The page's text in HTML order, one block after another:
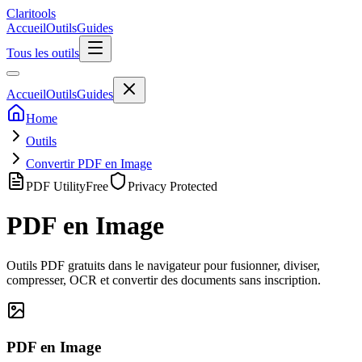
Claritools
AccueilOutilsGuides
Tous les outils
AccueilOutilsGuides
Home
Outils
Convertir PDF en Image
PDF UtilityFree Privacy Protected
PDF en Image
Outils PDF gratuits dans le navigateur pour fusionner, diviser,
compresser, OCR et convertir des documents sans inscription.
PDF en Image